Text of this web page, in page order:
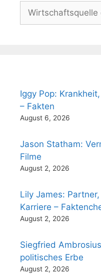
Iggy Pop:
– Fakten
August 6, 2026
Jason Statham:
Filme
August 2, 2026
Lily James:
Karriere –
August 2, 2026
Siegfried
politisches Erbe
August 2, 2026